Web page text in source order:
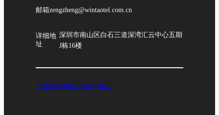
邮箱zengzheng@wintaotel.com.cn
详细地
址
深圳市南山区白石三道深湾汇云中心五期
J栋16楼
元道经纬相机元道车辆云